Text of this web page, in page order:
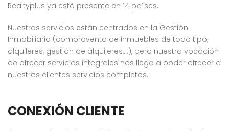
Realtyplus ya está presente en 14 países.
Nuestros servicios están centrados en la Gestión
Inmobiliaria (compraventa de inmuebles de todo tipo,
alquileres, gestión de alquileres,…), pero nuestra vocación
de ofrecer servicios integrales nos llega a poder ofrecer a
nuestros clientes servicios completos.
CONEXIÓN CLIENTE